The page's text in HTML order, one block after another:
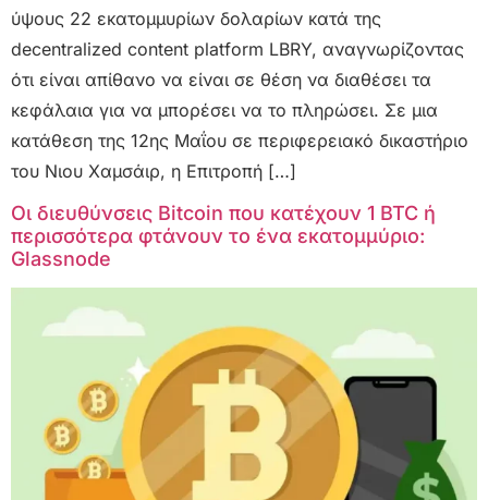
ύψους 22 εκατομμυρίων δολαρίων κατά της
decentralized content platform LBRY, αναγνωρίζοντας
ότι είναι απίθανο να είναι σε θέση να διαθέσει τα
κεφάλαια για να μπορέσει να το πληρώσει. Σε μια
κατάθεση της 12ης Μαΐου σε περιφερειακό δικαστήριο
του Νιου Χαμσάιρ, η Επιτροπή […]
Οι διευθύνσεις Bitcoin που κατέχουν 1 BTC ή
περισσότερα φτάνουν το ένα εκατομμύριο:
Glassnode